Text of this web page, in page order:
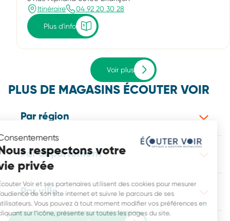
Consentements
Nous respectons votre
vie privée
Écouter Voir et ses partenaires utilisent des cookies pour mesurer
l’audience de son site internet et suivre le parcours de ses
utilisateurs. Vous pouvez à tout moment modifier vos préférences en
cliquant sur l’icône, présente sur toutes les pages du site.
Itinéraire
04 92 20 30 28
Plus d'info
Voir plus
PLUS DE MAGASINS ÉCOUTER VOIR
Par région
Par département
Par ville